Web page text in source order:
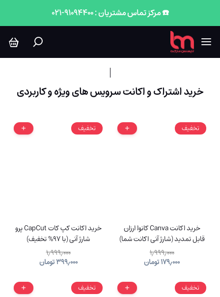
☎️ مرکز تماس مشتریان : 91094400-021
خرید اشتراک و اکانت سرویس های ویژه و کاربردی
تخفیف
خرید اکانت Canva کانوا ارزان
قابل تمدید (شارژ آنی اکانت شما)
۱٫۹۹۹٫۰۰۰
۱۷۹٫۰۰۰تومان
تخفیف
خرید اکانت کپ کات CapCut پرو
شارژ آنی (با 97% تخفیف)
۱٫۹۹۹٫۰۰۰
۳۹۹٫۰۰۰تومان
تخفیف تخفیف